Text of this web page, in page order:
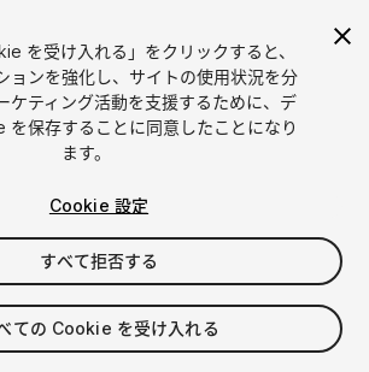
1/ 22
されます
を受け入れる」をクリックすると、
ョンを強化し、サイトの使用状況を分
ケティング活動を支援するために、デ
を保存することに同意したことになり
ます。
Cookie 設定
すべて拒否する
ての Cookie を受け入れる